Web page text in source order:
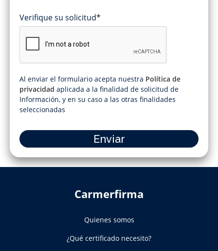
Verifique su solicitud*
Al enviar el formulario acepta nuestra Política de
privacidad aplicada a la finalidad de solicitud de
Información, y en su caso a las otras finalidades
seleccionadas
Enviar
Carmerfirma
Quienes somos
¿Qué certificado necesito?